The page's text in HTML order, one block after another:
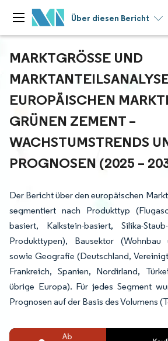
Über diesen Bericht
MARKTGRÖSSE UND M
ARKTANTEILSANALYSE
UROPÄISCHEN
RÜNEN ZEMENT – W
ACHSTUMSTRENDS
ROGNOSEN (2025 –
Der Bericht über den europäischen
segmentiert nach Produkttyp
basiert, Kalkstein-basiert, Silika-
Produkttypen), Bausektor (Wohnbau
sowie Geografie (Deutschland,
Frankreich, Spanien, Nordirland,
übrige Europa). Für jedes Segment
Prognosen auf der Basis des Volumens